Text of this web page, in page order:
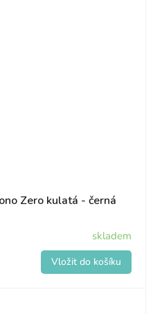
Zero kulatá - černá
skladem